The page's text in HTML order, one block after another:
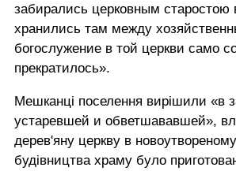
забирались церковным старостою
хранились там между
богослужение в той церкви само
прекратилось».
Мешканці поселення вирішили «в
устаревшей и обветшававшей»,
дерев'яну церкву в
будівництва храму було